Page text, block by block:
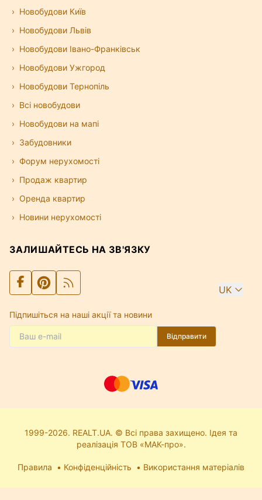
Новобудови Київ
Новобудови Львів
Новобудови Івано-Франківськ
Новобудови Ужгород
Новобудови Тернопіль
Всі новобудови
Новобудови на мапі
Забудовники
Форум нерухомості
Продаж квартир
Оренда квартир
Новини нерухомості
ЗАЛИШАЙТЕСЬ НА ЗВ'ЯЗКУ
UK
Підпишіться на наші акції та новини
Відправити
1999-2026. REALT.UA. © Всі права захищено. Ідея та
реалізація ТОВ «МАК-про».
Правила Конфіденційність Використання матеріалів